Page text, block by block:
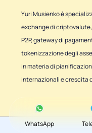
Yuri Musienko è
exchange di
P2P, gateway di
tokenizzazione degli
in materia di
internazionali e crescita
WhatsApp